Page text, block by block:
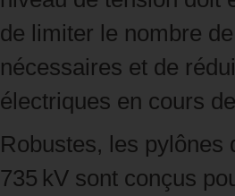
de limiter le nombre
nécessaires et de
électriques en cours
Robustes, les pylônes
735 kV sont conçus